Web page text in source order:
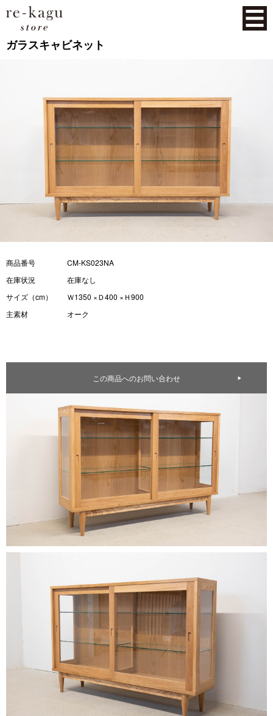
ガラスキャビネット
商品番号
CM-KS023NA
在庫状況
在庫なし
サイズ（cm）
Ｗ1350 ×Ｄ400 ×Ｈ900
主素材
オーク
この商品へのお問い合わせ